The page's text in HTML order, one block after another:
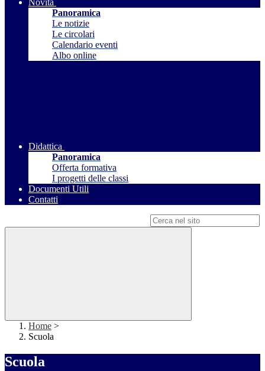
Novità
Panoramica
Le notizie
Le circolari
Calendario eventi
Albo online
Didattica
Panoramica
Offerta formativa
I progetti delle classi
Documenti Utili
Contatti
Home >
Scuola
Scuola